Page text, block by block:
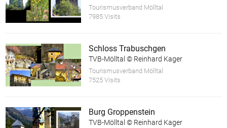
Tourismusverband Mölltal
7985 Visits
Schloss Trabuschgen
TVB-Mölltal © Reinhard Kager
Tourismusverband Mölltal
7525 Visits
Burg Groppenstein
TVB-Mölltal © Reinhard Kager